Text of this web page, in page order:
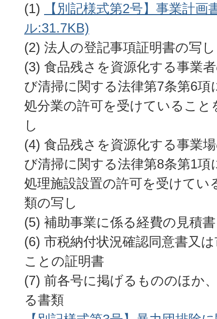
(1)
【別記様式第2号】事業計画
ル:31.7KB)
(2) 法人の登記事項証明書の写し
(3) 食品残さを資源化する事業
び清掃に関する法律第7条第6項
処分業の許可を受けていること
し
(4) 食品残さを資源化する事業
び清掃に関する法律第8条第1項
処理施設設置の許可を受けてい
類の写し
(5) 補助事業に係る経費の見積書
(6) 市税納付状況確認同意書又
ことの証明書
(7) 前各号に掲げるもののほか
る書類